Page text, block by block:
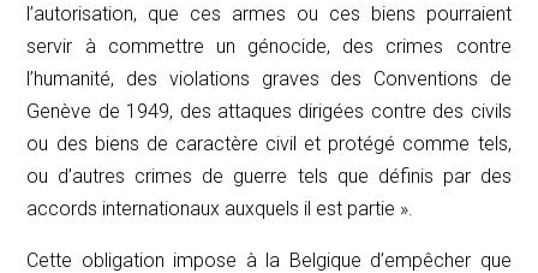
l’autorisation, que ces armes ou ces biens pourraient
servir à commettre un génocide, des crimes contre
l’humanité, des violations graves des Conventions de
Genève de 1949, des attaques dirigées contre des civils
ou des biens de caractère civil et protégé comme tels,
ou d’autres crimes de guerre tels que définis par des
accords internationaux auxquels il est partie ».
Cette obligation impose à la Belgique d’empêcher que